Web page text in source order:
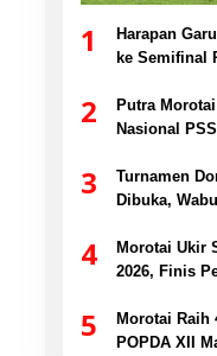
1
Harapan
ke Semifinal
2
Putra
Nasional
3
Turnamen
Dibuka,
4
Morotai Ukir
2026, Finis
5
Morotai Raih
POPDA XII